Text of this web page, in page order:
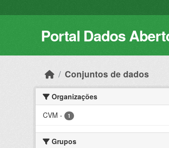
Portal Dados
Conjuntos de dados
Organizações
CVM - 1
Grupos